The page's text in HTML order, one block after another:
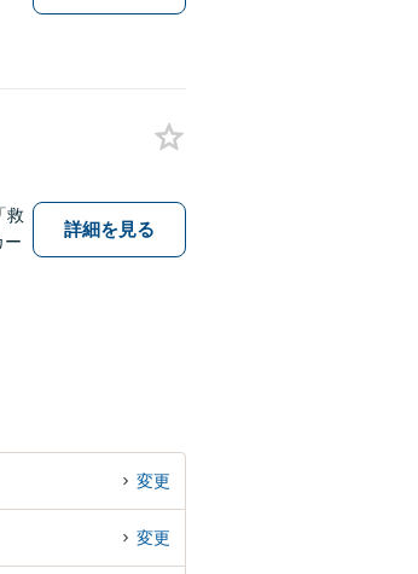
救
ー
詳細を見る
変更
変更